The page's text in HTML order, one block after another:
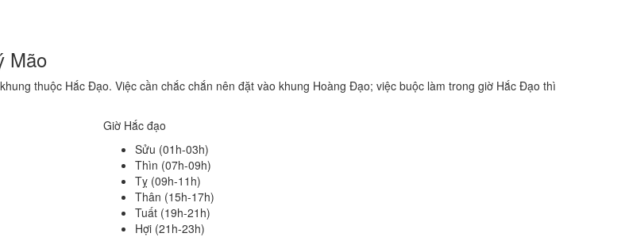
Mão
thuộc Hắc Đạo. Việc cần chắc chắn nên đặt vào khung Hoàng Đạo; việc buộc làm trong giờ Hắc Đạo thì
Giờ Hắc đạo
Sửu (01h-03h)
Thìn (07h-09h)
Tỵ (09h-11h)
Thân (15h-17h)
Tuất (19h-21h)
Hợi (21h-23h)